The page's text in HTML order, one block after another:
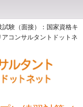
験（面接）：国家資格キ
コンサルタントドットネ